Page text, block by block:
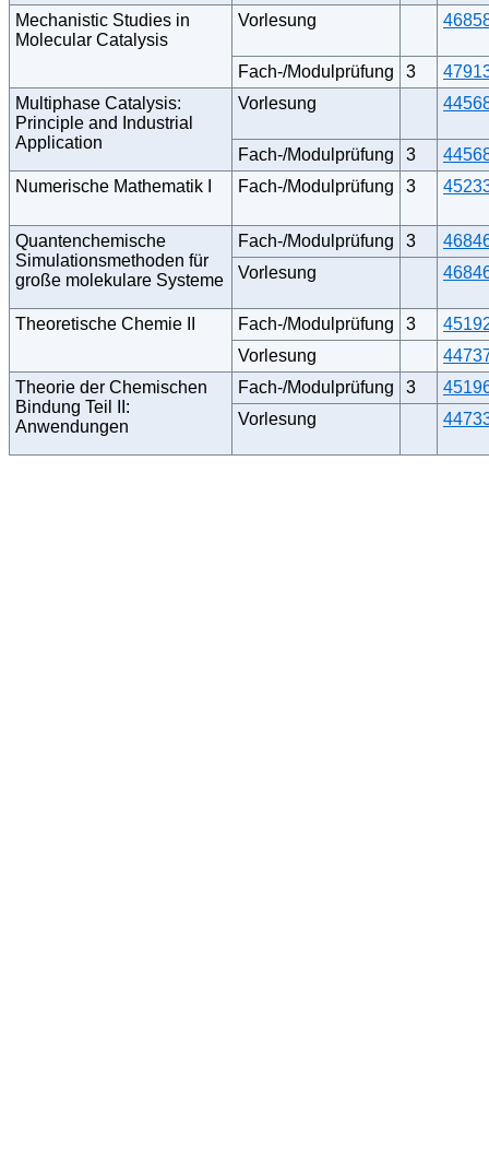
Mechanistic Studies in
Molecular Catalysis
Vorlesung
Fach-/Modulprüfung 3
Multiphase Catalysis:
Principle and Industrial
Application
Vorlesung
Fach-/Modulprüfung 3
Numerische Mathematik I
Fach-/Modulprüfung 3
Quantenchemische
Simulationsmethoden für
große molekulare Systeme
Fach-/Modulprüfung 3
Vorlesung
Theoretische Chemie II Fach-/Modulprüfung 3
Vorlesung
Theorie der Chemischen
Bindung Teil II:
Anwendungen
Fach-/Modulprüfung 3
Vorlesung